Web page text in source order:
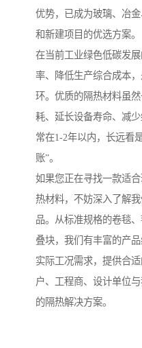
优势，已成为玻璃、冶
和新建项目的优选方案。
在当前工业绿色低碳发
率、降低生产综合成本
环。优质的隔热材料虽
耗、延长设备寿命、减
常在1-2年以内，长远看
账”。
如果您正在寻找一款适
热材料，不妨深入了解
品。从标准规格的卷毯
叠块，我们有丰富的产
实际工况需求，提供合
户、工程商、设计单位
的隔热解决方案。